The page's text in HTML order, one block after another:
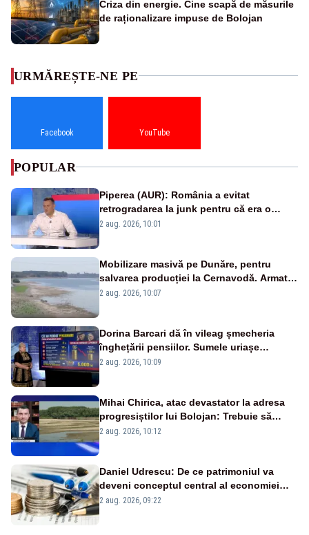
Criza din energie. Cine scapă de măsurile
de raționalizare impuse de Bolojan
URMĂREȘTE-NE PE
Facebook YouTube
POPULAR
Piperea (AUR): România a evitat
retrogradarea la junk pentru că era o
catastrofă pentru bănci și fondurile de
2 aug. 2026, 10:01
Mobilizare masivă pe Dunăre, pentru
salvarea producției la Cernavodă. Armata
va detona o stâncă și va devia apa
2 aug. 2026, 10:07
Dorina Barcari dă în vileag șmecheria
înghețării pensiilor. Sumele uriașe
pierdute de fiecare român
2 aug. 2026, 10:09
Mihai Chirica, atac devastator la adresa
progresiștilor lui Bolojan: Trebuie să
protejăm și natura, dar nu șținem omaneii
2 aug. 2026, 10:12
Daniel Udrescu: De ce patrimoniul va
deveni conceptul central al economiei
viitoare?
2 aug. 2026, 09:22